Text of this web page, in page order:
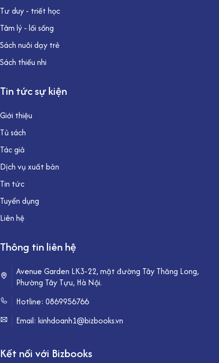
Tư duy - triết học
Tâm lý - lối sống
Sách nuôi dạy trẻ
Sách thiếu nhi
Tin tức sự kiện
Giới thiệu
Tủ sách
Tác giả
Dịch vụ xuất bản
Tin tức
Tuyển dụng
Liên hệ
Thông tin liên hệ
Avenue Garden LK3-22, mặt đường Tây Thăng Long,
Phường Tây Tựu, Hà Nội.
Hotline: 0869956766
Email: kinhdoanh1@bizbooks.vn
Kết nối với Bizbooks